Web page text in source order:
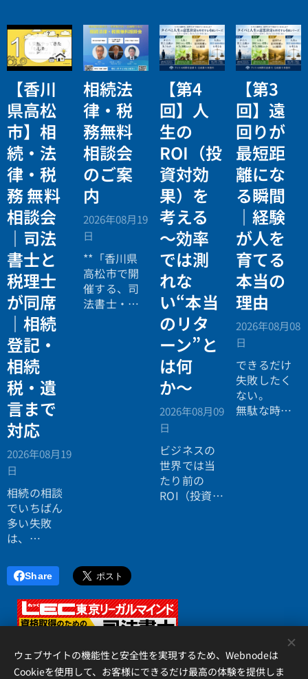
【香川
県高松
市】相
続・法
律・税
務 無料
相談会
｜司法
書士と
税理士
が同席
｜相続
登記・
相続
税・遺
言まで
対応
2026年08月19
日
相続の相談
でいちばん
多い失敗
は、
行ったら登
記の話がで
きず、司法
書士に行っ
たら税金が
い」ことで
す。
相続法
律・税
務無料
相談会
のご案
内
2026年08月19
日
**「香川県
高松市で開
催する、司
法書士・税
【第4
回】人
生の
ROI（投
資対効
果）を
考える
〜効率
では測
れな
い“本当
のリタ
ーン”と
は何
か〜
2026年08月09
日
ビジネスの
世界では当
たり前の
ROI（投資対
【第3
回】遠
回りが
最短距
離にな
る瞬間
｜経験
が人を
育てる
本当の
理由
2026年08月08
日
できるだけ
失敗したく
ない。
無駄な時間
Share
ウェブサイトの機能性と安全性を実現するため、Webnodeは
Cookieを使用して、お客様にできるだけ最高の体験を提供しま